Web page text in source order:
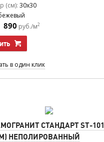
(см) 30x30
890 руб./м2
в один клик
СТАНДАРТ ST-101
НЕПОЛИРОВАННЫЙ